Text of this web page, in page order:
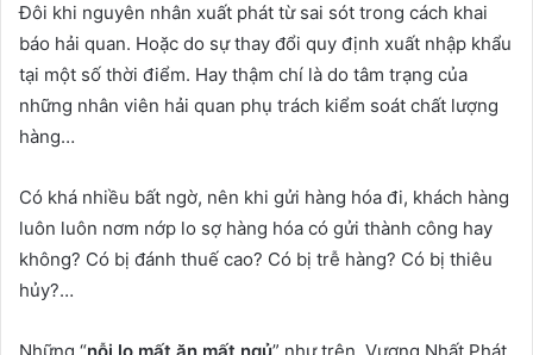
Đôi khi nguyên nhân xuất phát từ sai sót trong cách khai
báo hải quan. Hoặc do sự thay đổi quy định xuất nhập khẩu
tại một số thời điểm. Hay thậm chí là do tâm trạng của
những nhân viên hải quan phụ trách kiểm soát chất lượng
hàng…
Có khá nhiều bất ngờ, nên khi gửi hàng hóa đi, khách hàng
luôn luôn nơm nớp lo sợ hàng hóa có gửi thành công hay
không? Có bị đánh thuế cao? Có bị trễ hàng? Có bị thiêu
hủy?…